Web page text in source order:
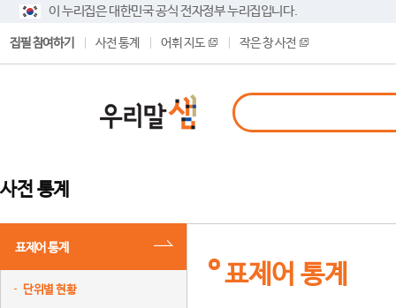
이 누리집은 대한민국 공식 전자정부 누리집입니다.
집필 참여하기 사전 통계 어휘 지도 작은 창 사전
사전 통계
표제어 통계
단위별 현황
표제어 통계